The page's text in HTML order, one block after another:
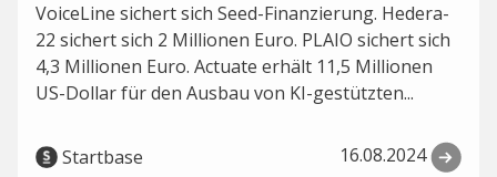
VoiceLine sichert sich Seed-Finanzierung. Hedera-
22 sichert sich 2 Millionen Euro. PLAIO sichert sich
4,3 Millionen Euro. Actuate erhält 11,5 Millionen
US-Dollar für den Ausbau von KI-gestützten...
Startbase 16.08.2024